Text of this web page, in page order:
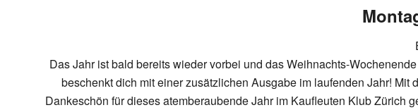
Das Jahr ist bald bereits wieder vorbei und das Weihnachts-
beschenkt dich mit einer zusätzlichen Ausgabe im laufenden Jahr!
Dankeschön für dieses atemberaubende Jahr im Kaufleuten Klub Zürich